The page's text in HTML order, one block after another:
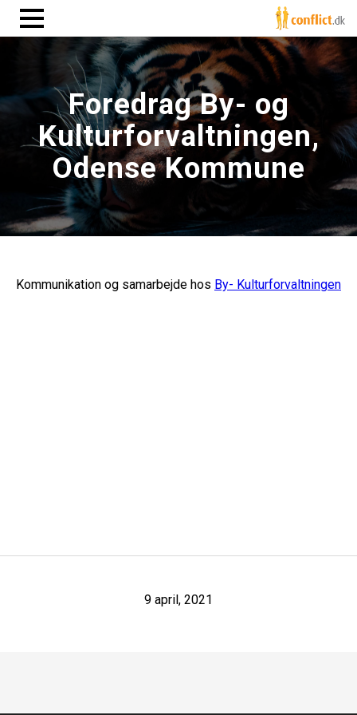
Foredrag By- og
Kulturforvaltningen,
Odense Kommune
Kommunikation og samarbejde hos By- Kulturforvaltningen
9 april, 2021